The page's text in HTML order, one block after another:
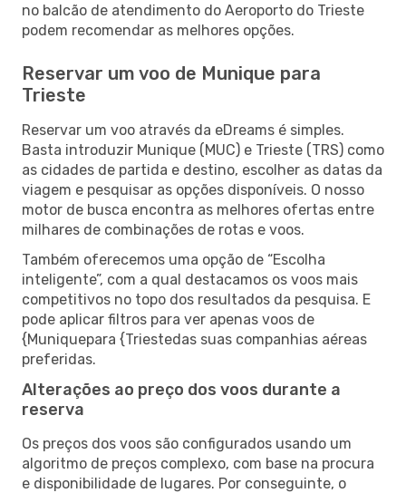
no balcão de atendimento do Aeroporto do Trieste
podem recomendar as melhores opções.
Reservar um voo de Munique para
Trieste
Reservar um voo através da eDreams é simples.
Basta introduzir Munique (MUC) e Trieste (TRS) como
as cidades de partida e destino, escolher as datas da
viagem e pesquisar as opções disponíveis. O nosso
motor de busca encontra as melhores ofertas entre
milhares de combinações de rotas e voos.
Também oferecemos uma opção de “Escolha
inteligente”, com a qual destacamos os voos mais
competitivos no topo dos resultados da pesquisa. E
pode aplicar filtros para ver apenas voos de
{Muniquepara {Triestedas suas companhias aéreas
preferidas.
Alterações ao preço dos voos durante a
reserva
Os preços dos voos são configurados usando um
algoritmo de preços complexo, com base na procura
e disponibilidade de lugares. Por conseguinte, o